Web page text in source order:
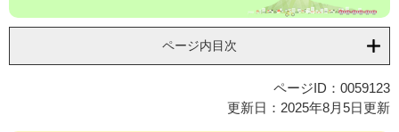
ページ内目次
ページID：0059123
更新日：2025年8月5日更新